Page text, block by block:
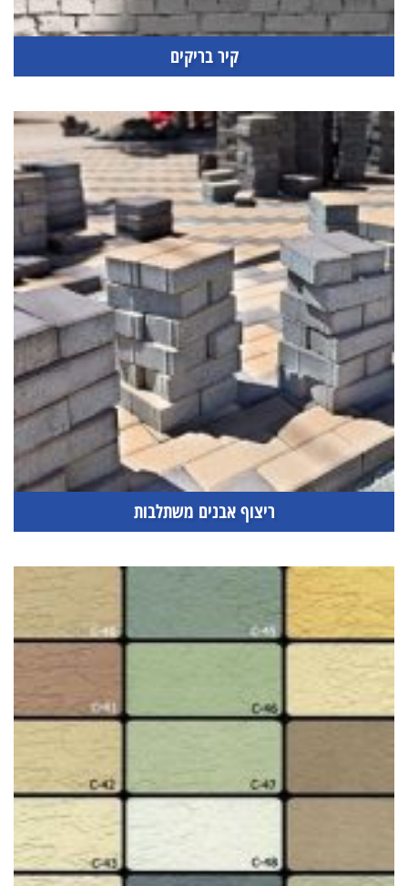
קיר בריקים
ריצוף אבנים משתלבות